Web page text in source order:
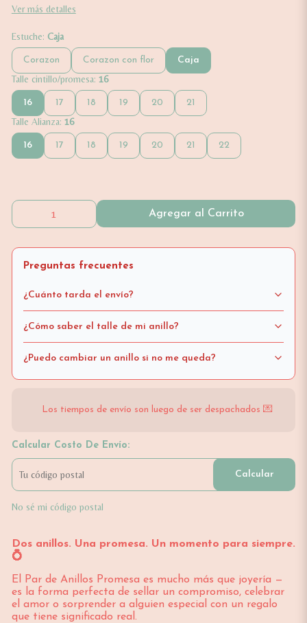
Ver más detalles
Estuche: Caja
Corazon Corazon con flor Caja
Talle cintillo/promesa: 16
16 17 18 19 20 21
Talle Alianza: 16
16 17 18 19 20 21 22
Agregar al Carrito
Preguntas frecuentes
¿Cuánto tarda el envío?
¿Cómo saber el talle de mi anillo?
¿Puedo cambiar un anillo si no me queda?
Los tiempos de envío son luego de ser despachados 💌
Calcular Costo De Envío:
Calcular
No sé mi código postal
Dos anillos. Una promesa. Un momento para siempre.
💍
El Par de Anillos Promesa es mucho más que joyería —
es la forma perfecta de sellar un compromiso, celebrar
el amor o sorprender a alguien especial con un regalo
que tiene significado real.